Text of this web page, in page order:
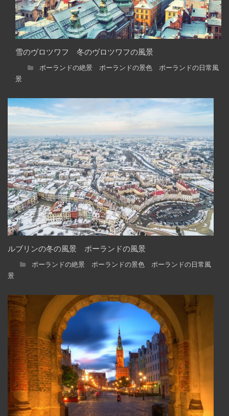
雪のヴロツワフ 冬のヴロツワフの風景
ポーランドの絶景 ポーランドの景色 ポーランドの日常風
景
ルブリンの冬の風景 ポーランドの風景
ポーランドの絶景 ポーランドの景色 ポーランドの日常風
景